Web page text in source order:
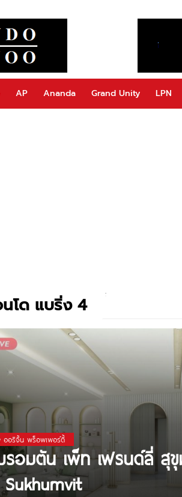
AP Ananda Grand Unity LPN
โด แบริ่ง 4
ออริจิ้น พร็อพเพอร์ตี้
รอมตัน เพ็ท เฟรนด์ลี่ สุ
Sukhumvit